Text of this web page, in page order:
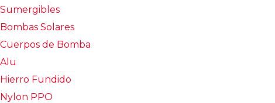
Sumergibles
Bombas Solares
Cuerpos de Bomba
Alu
Hierro Fundido
Nylon PPO